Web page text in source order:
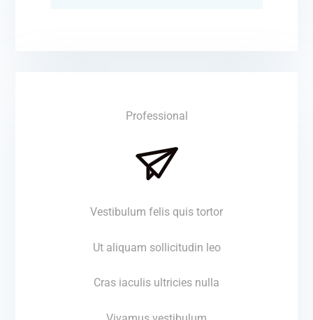
Professional
Vestibulum felis quis tortor
Ut aliquam sollicitudin leo
Cras iaculis ultricies nulla